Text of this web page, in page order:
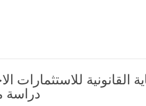
القانونية للاستثمارات
دراسة